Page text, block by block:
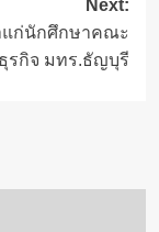
Next:
แก่นักศึกษาคณะ
รกิจ มทร.ธัญบุรี